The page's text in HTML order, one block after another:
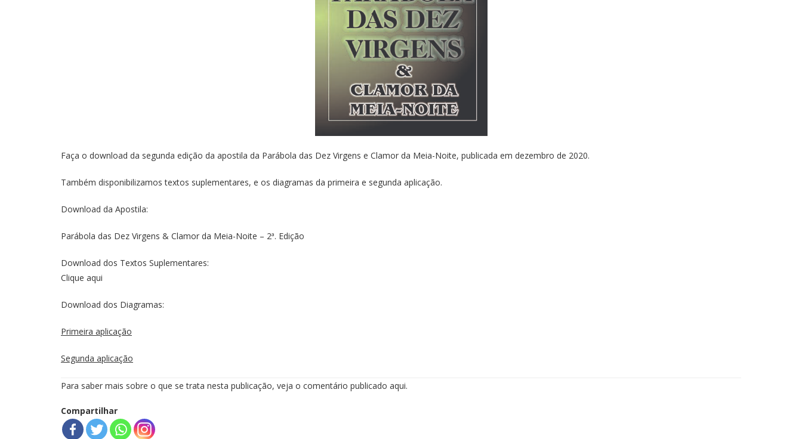
Faça o download da segunda edição da apostila da Parábola das Dez Virgens e Clamor da Meia-Noite, publicada em dezembro de 2020.
Também disponibilizamos textos suplementares, e os diagramas da primeira e segunda aplicação.
Download da Apostila:
Parábola das Dez Virgens & Clamor da Meia-Noite – 2ª. Edição
Download dos Textos Suplementares:
Clique aqui
Download dos Diagramas:
Primeira aplicação
Segunda aplicação
Para saber mais sobre o que se trata nesta publicação, veja o comentário publicado aqui.
Compartilhar